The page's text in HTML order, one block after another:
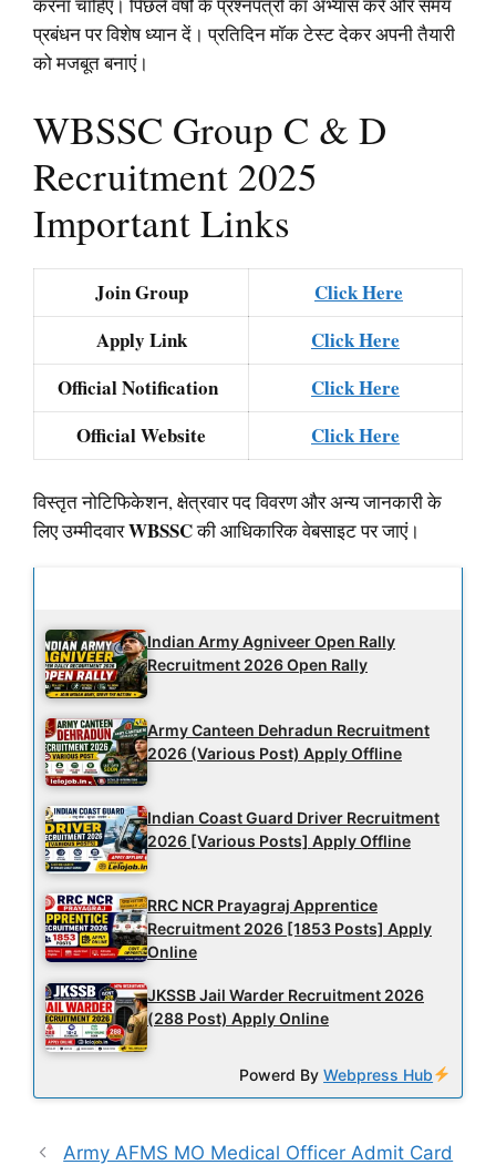
करना चाहिए। पिछले वर्षों के प्रश्नपत्रों का अभ्यास करें और समय
प्रबंधन पर विशेष ध्यान दें। प्रतिदिन मॉक टेस्ट देकर अपनी तैयारी
को मजबूत बनाएं।
WBSSC Group C & D
Recruitment 2025
Important Links
Join Group
Click Here
Apply Link
Click Here
Official Notification
Click Here
Official Website
Click Here
विस्तृत नोटिफिकेशन, क्षेत्रवार पद विवरण और अन्य जानकारी के
लिए उम्मीदवारWBSSCकी आधिकारिक वेबसाइट पर जाएं।
Indian Army Agniveer Open Rally
Recruitment 2026 Open Rally
Army Canteen Dehradun Recruitment
2026 (Various Post) Apply Offline
Indian Coast Guard Driver Recruitment
2026 [Various Posts] Apply Offline
RRC NCR Prayagraj Apprentice
Recruitment 2026 [1853 Posts] Apply
Online
JKSSB Jail Warder Recruitment 2026
(288 Post) Apply Online
Powerd ByWebpress Hub
Army AFMS MO Medical Officer Admit Card